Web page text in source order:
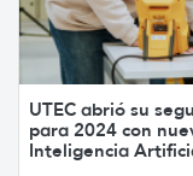
UTEC abrió su
para 2024 con
Inteligencia